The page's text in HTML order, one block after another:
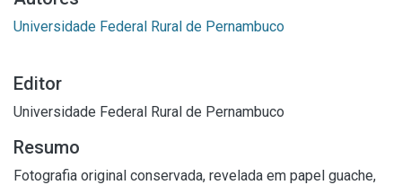
Universidade Federal Rural de Pernambuco
Editor
Universidade Federal Rural de Pernambuco
Resumo
Fotografia original conservada, revelada em papel guache,